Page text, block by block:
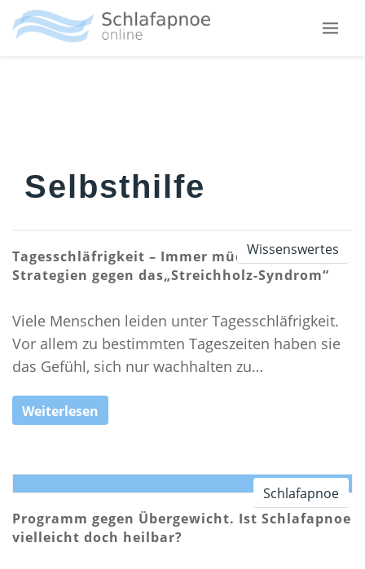
Skip
to
Zum
Hauptinhalt
Zur
Fußzeile
DIE RÜCKENLAGEVERHINDERUNG
DEFINITION
SYMPTOME
URSACHEN
BEEINFLUSSUNG
THERAPIEN
SCHLAFAPNOE-SCHIENENTHERAPIE
STENT THERAPIE
Selbsthilfe
Tagesschläfrigkeit – Immer müde? Die besten
Strategien gegen das„Streichholz-Syndrom“
Wissenswertes
Viele Menschen leiden unter Tagesschläfrigkeit.
Vor allem zu bestimmten Tageszeiten haben sie
das Gefühl, sich nur wachhalten zu…
Weiterlesen
Programm gegen Übergewicht. Ist Schlafapnoe
vielleicht doch heilbar?
Schlafapnoe